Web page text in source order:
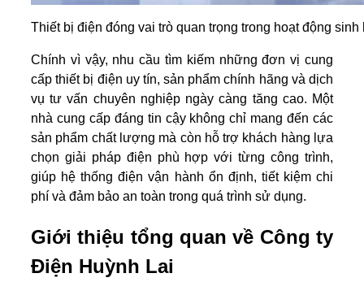
Thiết bị điện đóng vai trò quan trọng trong hoạt động sinh
Chính vì vậy, nhu cầu tìm kiếm những đơn vị cung
cấp thiết bị điện uy tín, sản phẩm chính hãng và dịch
vụ tư vấn chuyên nghiệp ngày càng tăng cao. Một
nhà cung cấp đáng tin cậy không chỉ mang đến các
sản phẩm chất lượng mà còn hỗ trợ khách hàng lựa
chọn giải pháp điện phù hợp với từng công trình,
giúp hệ thống điện vận hành ổn định, tiết kiệm chi
phí và đảm bảo an toàn trong quá trình sử dụng.
Giới thiệu tổng quan về Công ty
Điện Huỳnh Lai